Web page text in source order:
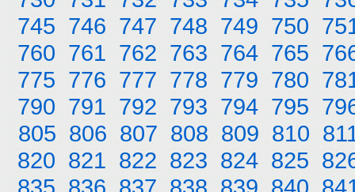
745 746 747 748 749 750
760 761 762 763 764 765
775 776 777 778 779 780
790 791 792 793 794 795
805 806 807 808 809 810
820 821 822 823 824 825